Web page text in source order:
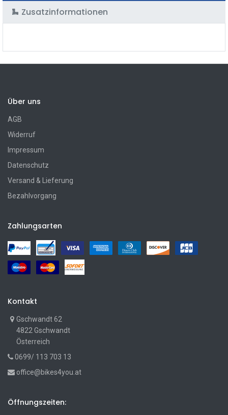
Zusatzinformationen
Über uns
AGB
Widerruf
Impressum
Datenschutz
Versand & Lieferung
Bezahlvorgang
Zahlungsarten
Kontakt
Gschwandt 62
4822 Gschwandt
Österreich
0699/ 113 703 13
office@bikes4you.at
Öffnungszeiten: